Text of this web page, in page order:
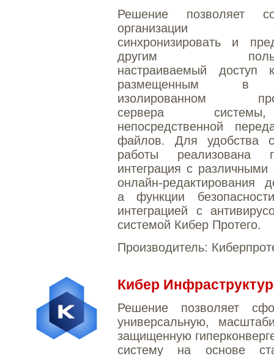
Решение позволяет
организации
синхронизировать и
другим
настраиваемый доступ
размещенным в
изолированном
сервера
непосредственной
файлов. Для удобства
работы реализована
интеграция с различными
онлайн-редактирования
а функции
интеграцией с
системой Кибер Протего.
Производитель:
Кибер
Решение позволяет
универсальную,
защищенную
систему на основе